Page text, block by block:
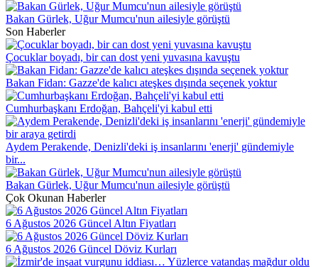
Bakan Gürlek, Uğur Mumcu'nun ailesiyle görüştü
Son Haberler
Çocuklar boyadı, bir can dost yeni yuvasına kavuştu
Bakan Fidan: Gazze'de kalıcı ateşkes dışında seçenek yoktur
Cumhurbaşkanı Erdoğan, Bahçeli'yi kabul etti
Aydem Perakende, Denizli'deki iş insanlarını 'enerji' gündemiyle
bir...
Bakan Gürlek, Uğur Mumcu'nun ailesiyle görüştü
Çok Okunan Haberler
6 Ağustos 2026 Güncel Altın Fiyatları
6 Ağustos 2026 Güncel Döviz Kurları